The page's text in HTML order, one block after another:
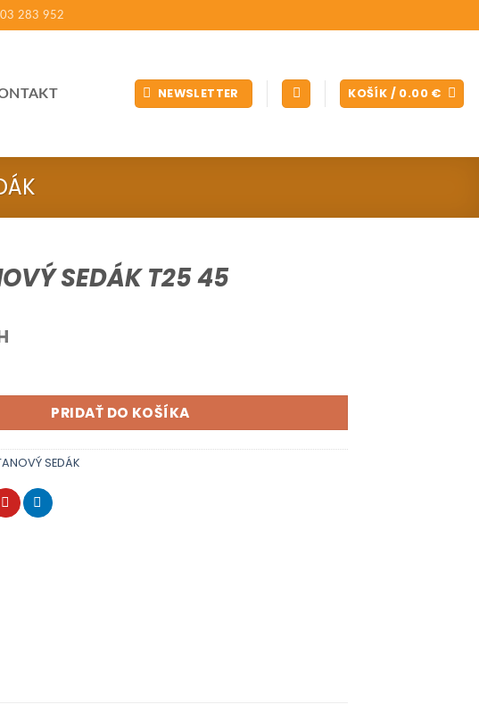
283 952
NEWSLETTER KOŠÍK / 0.00 €
SEDÁK T25 45
SEDÁK T25 45
PRIDAŤ DO KOŠÍKA
SEDÁK